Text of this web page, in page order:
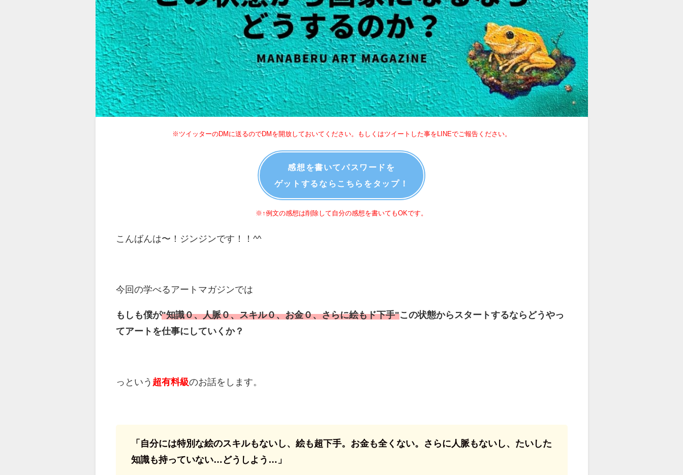
※ツイッターのDMに送るのでDMを開放しておいてください。もしくはツイートした事をLINEでご報告ください。
感想を書いてパスワードを
ゲットするならこちらをタップ！
※↑例文の感想は削除して自分の感想を書いてもOKです。
こんばんは〜！ジンジンです！！^^
今回の学べるアートマガジンでは
もしも僕が"知識０、人脈０、スキル０、お金０、さらに絵もド下手"この状態からスタートするならどうやっ
てアートを仕事にしていくか？
っという 超有料級のお話をします。
「自分には特別な絵のスキルもないし、絵も超下手。お金も全くない。さらに人脈もないし、たいした
知識も持っていない…どうしよう…」